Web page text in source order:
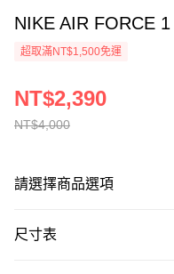
NIKE AIR FORCE
超取滿NT$1,500免運
NT$4,000
NT$2,390
請選擇商品選項
尺寸表